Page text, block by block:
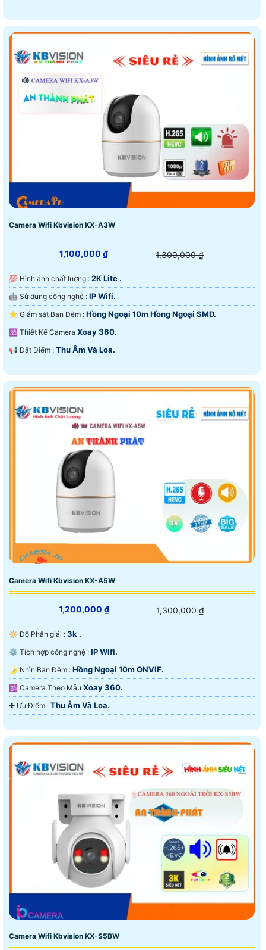
Camera Wifi Kbvision KX-A3W
1,100,000 ₫ 1,300,000 ₫
💯 Hình ảnh chất lượng : 2K Lite .
🤖️ Sử dụng công nghệ : IP Wifi.
⭐ Giám sát Ban Đêm : Hồng Ngoại 10m Hồng Ngoại SMD.
🕉️ Thiết Kế Camera Xoay 360.
️📢 Đặt Điểm : Thu Âm Và Loa.
Camera Wifi Kbvision KX-A5W
1,200,000 ₫ 1,300,000 ₫
🔆 Độ Phân giải : 3k .
⚙ Tích hợp công nghệ : IP Wifi.
🌛 Nhìn Ban Đêm : Hồng Ngoại 10m ONVIF.
🕉️ Camera Theo Mẫu Xoay 360.
️✤ Ưu Điểm : Thu Âm Và Loa.
Camera Wifi Kbvision KX-S5BW